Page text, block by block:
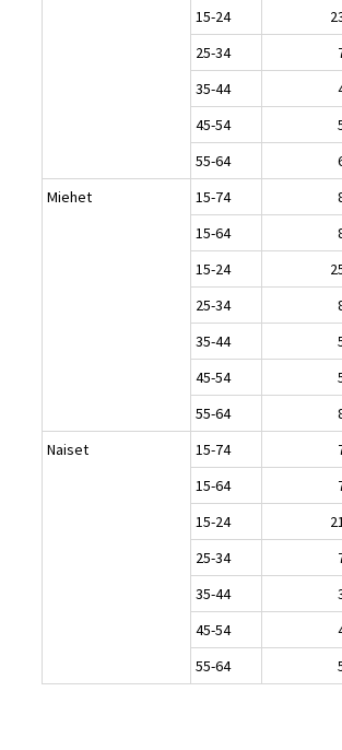
15-24
25-34
35-44
45-54
55-64
Miehet
15-74
15-64
15-24
25-34
35-44
45-54
55-64
Naiset
15-74
15-64
15-24
25-34
35-44
45-54
55-64